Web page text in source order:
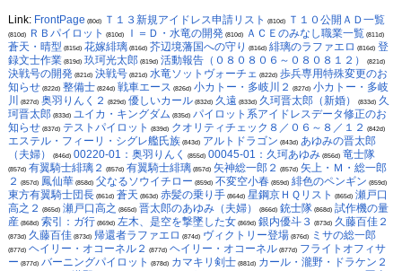
Link: FrontPage (80d) Ｔ１３新規アイドレス申請リスト (810d) Ｔ１０公開ＡＤ一覧
(810d) ＲＢパイロット (810d) Ｉ＝Ｄ・水竜の開発 (810d) ＡＣＥのみなし職業一覧 (811d)
蒼天・晴型 (815d) 花嫁緋璃(816d) 芥辺境藩国への守り (816d) 緋璃のラファエロ (816d) 登
録文士作業 (819d) 玖珂光太郎(819d) 活動報告（０８０８０６～０８０８１２） (821d)
決戦号の開発 (821d) 決戦号(821d) 水竜ソットヴォーチェ (822d) 歩兵専用特殊変更のお
知らせ(822d) 整備士 (824d) 戦車エース (826d) 小カトー・多岐川２ (827d) 小カトー・多岐
川
(827d) 奥羽りんく２ (829d) 優しいカール(832d) 久遠 (833d) 久珂晋太郎（新婚） (833d) 久
珂晋太郎(833d) ユイカ・キングダム (835d) パイロット系アイドレスデータ修正のお
知らせ(837d) テストパイロット (839d) クオリティチェック８／０６～８／１２ (842d)
エステル・フィーリ・シグレ艦氏族(843d) アルトドラゴン (843d) あゆみの晋太郎
（夫婦）
(846d) 00220-01：奥羽りんく (855d) 00045-01：久珂あゆみ(856d) 竜士隊
(857d) 有翼騎士緋璃２ (857d) 有翼騎士緋璃(857d) 矢神総一郎２ (857d) 矢上・Ｍ・総一郎
２
(857d) 鳳仙華(858d) 父なるソウイチロー (859d) 不変空小春(859d) 緋色のペンギン (859d)
東方有翼騎士団長(861d) 蒼天 (863d) 赤髪の乗り手(864d) 星鋼京ＨＱリスト (865d) 瀬戸口
高之２
(865d) 瀬戸口高之 (865d) 晋太郎のあゆみ（夫婦） (866d) 銃士隊(868d) 試作機の量
産 (868d) 索引：ガ行 (869d) 左木、是空を撃墜した女 (869d) 銀内優斗３ (873d) 久藤百佳２
(873d) 久藤百佳(873d) 帰還者ラファエロ (874d) ヴィクトリー登場(876d) ミサの総一郎
(877d) ヘイリー・オコーネル２ (877d) ヘイリー・オコーネル(877d) フライトオフィサ
ー (877d) バーニングパイロット (878d) カマキリ剣士 (881d) カール・瀧野・ドラケン２